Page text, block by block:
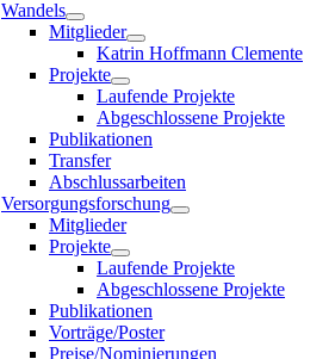
Wandels
Mitglieder
Katrin Hoffmann Clemente
Projekte
Laufende Projekte
Abgeschlossene Projekte
Publikationen
Transfer
Abschlussarbeiten
Versorgungsforschung
Mitglieder
Projekte
Laufende Projekte
Abgeschlossene Projekte
Publikationen
Vorträge/Poster
Preise/Nominierungen